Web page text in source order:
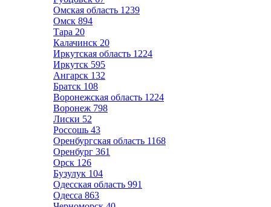
Омская область 1239
Омск 894
Тара 20
Калачинск 20
Иркутская область 1224
Иркутск 595
Ангарск 132
Братск 108
Воронежская область 1224
Воронеж 798
Лиски 52
Россошь 43
Оренбургская область 1168
Оренбург 361
Орск 126
Бузулук 104
Одесская область 991
Одесса 863